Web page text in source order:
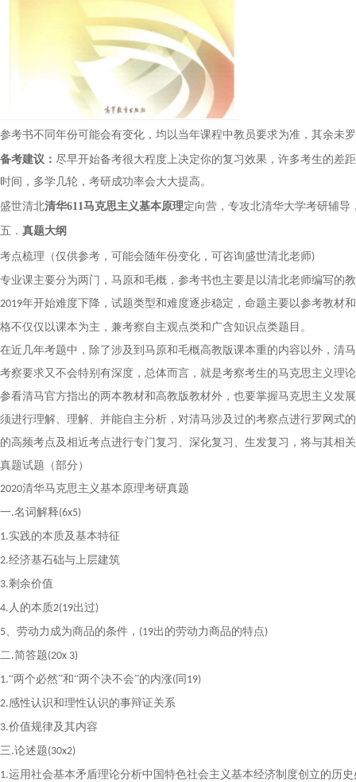
参考书不同年份可能会有变化，均以当年课程中教员要求为准，其余未
备考建议： 尽早开始备考很大程度上决定你的复习效果，许多考生的差
时间，多学几轮，考研成功率会大大提高。
盛世清北清华611马克思主义基本原理定向营，专攻北清华大学考研辅导
五． 真题大纲
考点梳理（仅供参考，可能会随年份变化，可咨询盛世清北老师)
专业课主要分为两门，马原和毛概，参考书也主要是以清北老师编写的
2019年开始难度下降，试题类型和难度逐步稳定，命题主要以参考教材
格不仅仅以课本为主，兼考察自主观点类和广含知识点类题目。
在近几年考题中，除了涉及到马原和毛概高教版课本重的内容以外，清
考察要求又不会特别有深度，总体而言，就是考察考生的马克思主义理
参看清马官方指出的两本教材和高教版教材外，也要掌握马克思主义发
须进行理解、理解、并能自主分析，对清马涉及过的考察点进行罗网式
的高频考点及相近考点进行专门复习、深化复习、生发复习，将与其相
真题试题（部分）
2020清华马克思主义基本原理考研真题
一.名词解释(6x5)
1.实践的本质及基本特征
2.经济基石础与上层建筑
3.剩余价值
4. 人的本质2(19出过)
5、劳动力成为商品的条件， (19出的劳动力商品的特点)
二.简答题(20x 3)
1.“两个必然”和“两个决不会”的内涨( 同 19)
2.感性认识和理性认识的事辩证关系
3.价值规律及其内容
三.论述题(30x2)
1.运用社会基本矛盾理论分析中国特色社会主义基本经济制度创立的历